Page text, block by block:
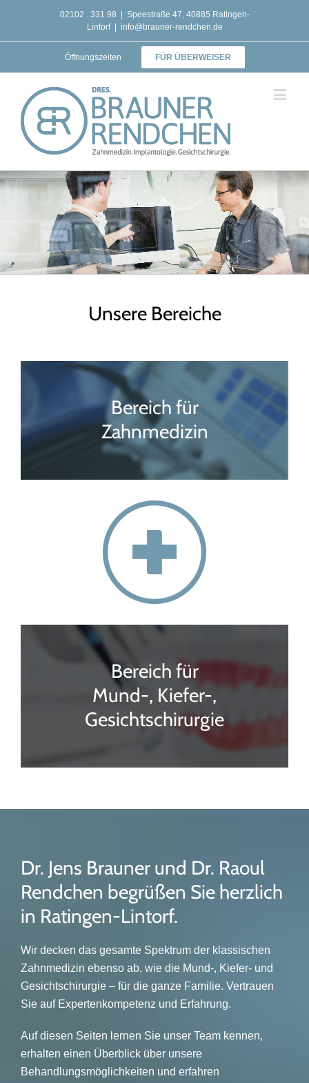
02102 . 331 98
Speestraße 47, 40885 Ratingen-
Lintorf
info@brauner-rendchen.de
Öffnungszeiten FÜR ÜBERWEISER
Unsere Bereiche
Bereich für
Zahnmedizin
Bereich für
Mund-, Kiefer-,
Gesichtschirurgie
Dr. Jens Brauner und Dr. Raoul
Rendchen begrüßen Sie herzlich
in Ratingen-Lintorf.
Wir decken das gesamte Spektrum der klassischen
Zahnmedizin ebenso ab, wie die Mund-, Kiefer- und
Gesichtschirurgie – für die ganze Familie. Vertrauen
Sie auf Expertenkompetenz und Erfahrung.
Auf diesen Seiten lernen Sie unser Team kennen,
erhalten einen Überblick über unsere
Behandlungsmöglichkeiten und erfahren